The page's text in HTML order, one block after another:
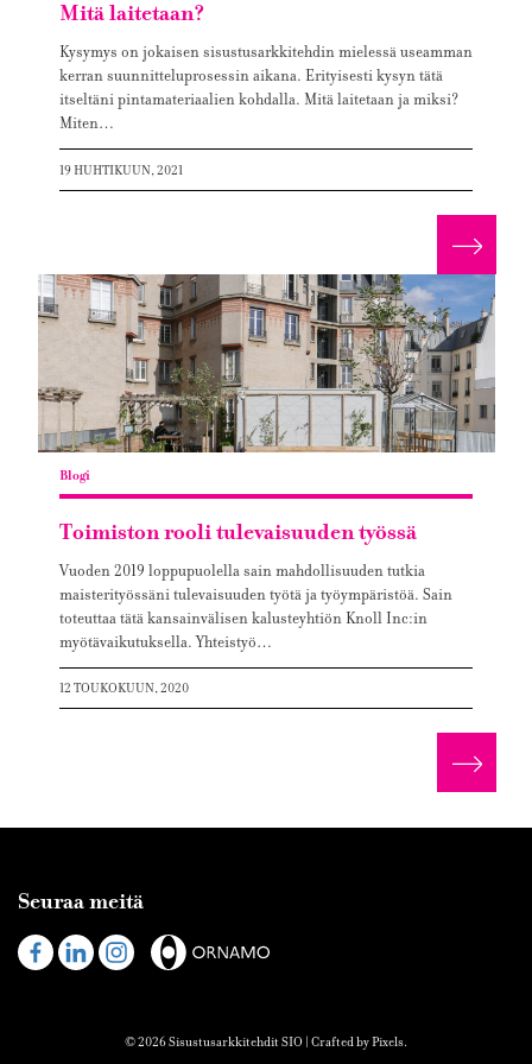
Mitä laitetaan?
Kysymys on jokaisen sisustusarkkitehdin mielessä useamman
kerran suunnitteluprosessin aikana. Erityisesti kysyn tätä
itseltäni pintamateriaalien kohdalla. Mitä laitetaan ja miksi?
Miten…
19 HUHTIKUUN, 2021
Lue
Blogi
Toimiston rooli tulevaisuuden työssä
Vuoden 2019 loppupuolella sain mahdollisuuden tutkia
maisterityössäni tulevaisuuden työtä ja työympäristöä. Sain
toteuttaa tätä kansainvälisen kalusteyhtiön Knoll Inc:in
myötävaikutuksella. Yhteistyö…
12 TOUKOKUUN, 2020
Lue
Seuraa meitä
Visit
us
Visit
us
Visit
© 2026 Sisustusarkkitehdit SIO | Crafted byPixels.